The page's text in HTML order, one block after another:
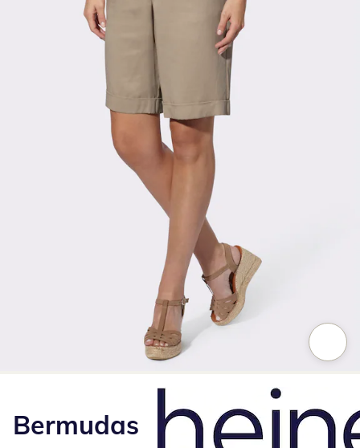
Bermudas